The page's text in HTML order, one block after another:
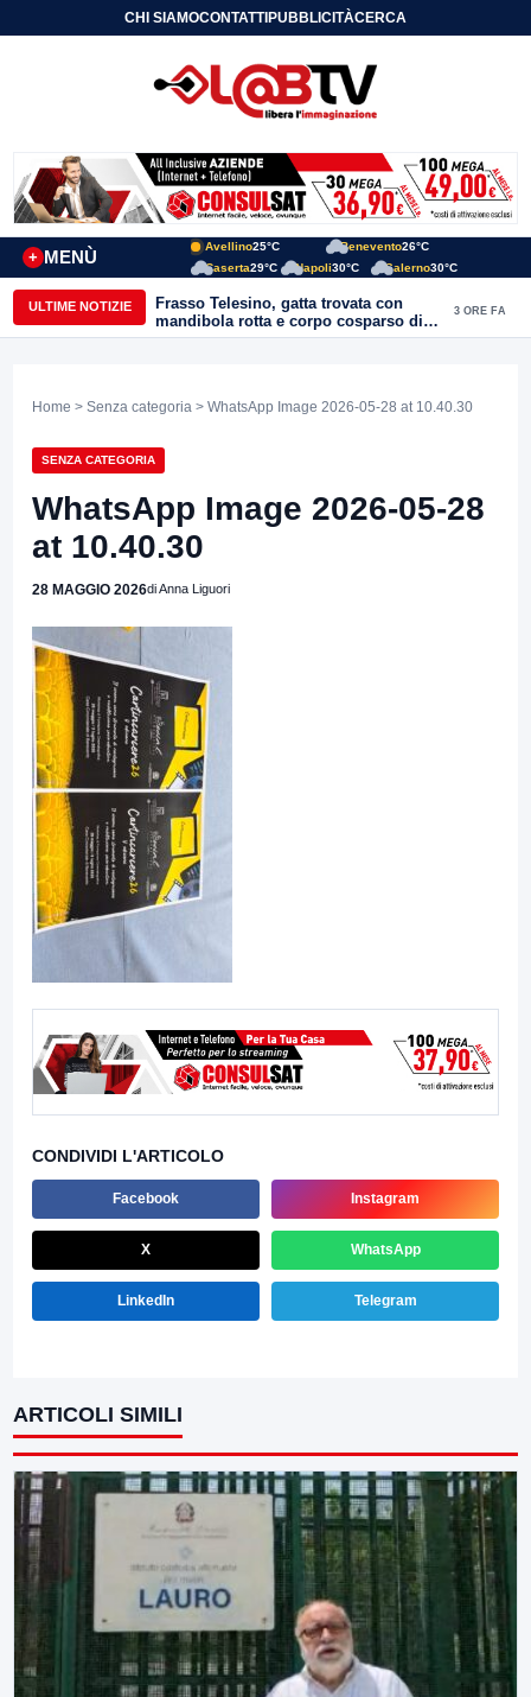
CHI SIAMOCONTATTIPUBBLICITÀCERCA
MENÙ
+
Avellino25°C Benevento26°C
Caserta29°C Napoli30°C Salerno30°C
ULTIME NOTIZIE
Frasso Telesino, gatta trovata con
mandibola rotta e corpo cosparso di
colla: “Atto di inaudita crudeltà”
3 ORE FA
Home > Senza categoria > WhatsApp Image 2026-05-28 at 10.40.30
SENZA CATEGORIA
WhatsApp Image 2026-05-28
at 10.40.30
28 MAGGIO 2026di Anna Liguori
CONDIVIDI L'ARTICOLO
Facebook Instagram
X WhatsApp
LinkedIn Telegram
ARTICOLI SIMILI